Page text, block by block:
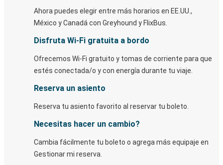
Ahora puedes elegir entre más horarios en EE.UU.,
México y Canadá con Greyhound y FlixBus.
Disfruta Wi-Fi gratuita a bordo
Ofrecemos Wi-Fi gratuito y tomas de corriente para que
estés conectada/o y con energía durante tu viaje.
Reserva un asiento
Reserva tu asiento favorito al reservar tu boleto.
Necesitas hacer un cambio?
Cambia fácilmente tu boleto o agrega más equipaje en
Gestionar mi reserva.